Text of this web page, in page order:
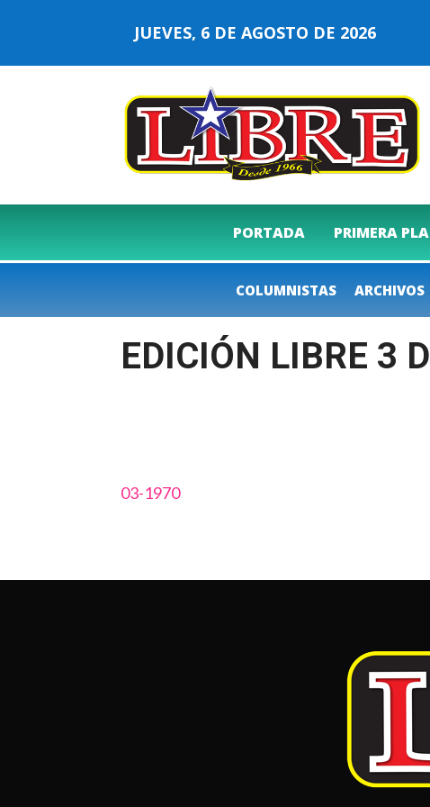
JUEVES, 6 DE AGOSTO DE 2026
PORTADA PRIMERA
COLUMNISTAS ARCHIVOS
EDICIÓN LIBRE 3
03-1970